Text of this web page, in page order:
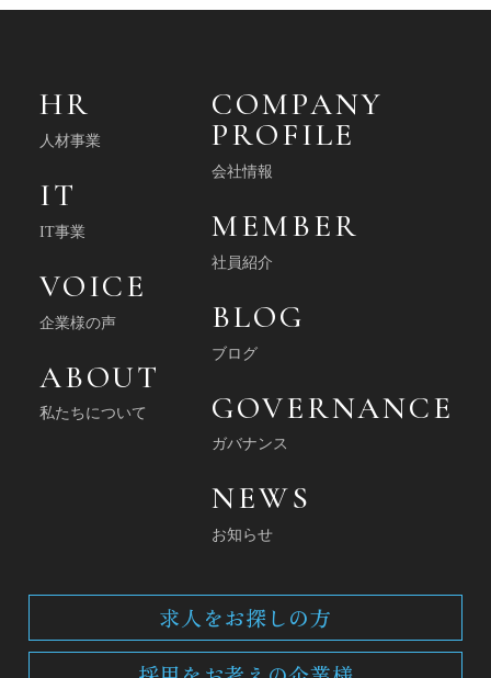
HR
人材事業
IT
IT事業
VOICE
企業様の声
ABOUT
私たちについて
COMPANY
PROFILE
会社情報
MEMBER
社員紹介
BLOG
ブログ
GOVERNANCE
ガバナンス
NEWS
お知らせ
求人をお探しの方